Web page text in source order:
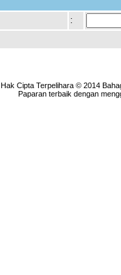
:
Hak Cipta Terpelihara © 2014
Paparan terbaik dengan